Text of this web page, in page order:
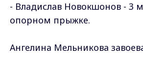
- Владислав Новокшонов - 3
опорном прыжке.
Ангелина Мельникова